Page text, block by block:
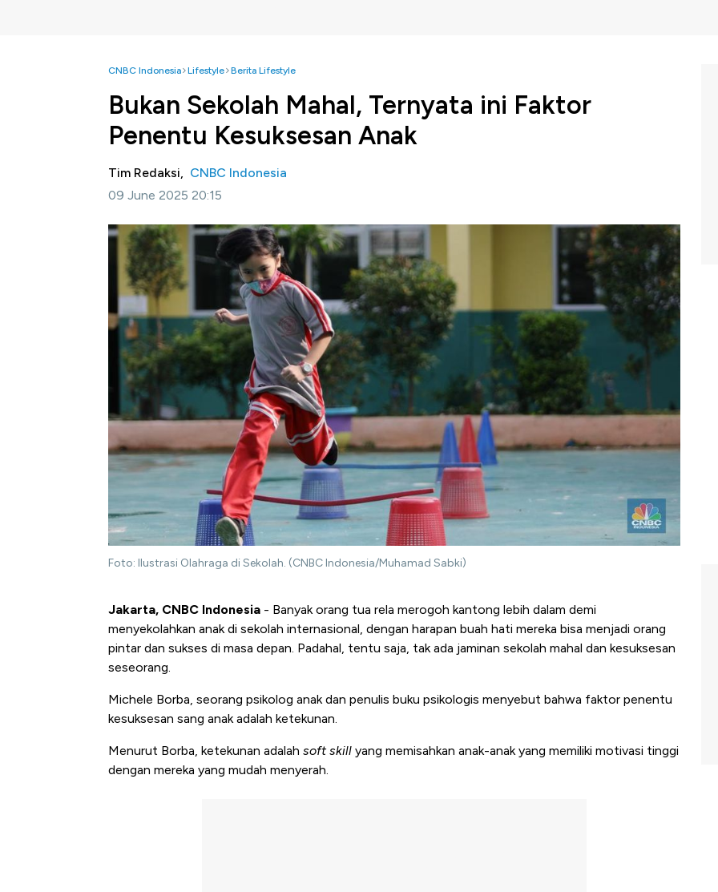
CNBC Indonesia Lifestyle Berita Lifestyle
Bukan Sekolah Mahal, Ternyata ini Faktor
Penentu Kesuksesan Anak
Tim Redaksi, CNBC Indonesia
09 June 2025 20:15
Foto: Ilustrasi Olahraga di Sekolah. (CNBC Indonesia/Muhamad Sabki)
Jakarta, CNBC Indonesia - Banyak orang tua rela merogoh kantong lebih dalam demi
menyekolahkan anak di sekolah internasional, dengan harapan buah hati mereka bisa menjadi orang
pintar dan sukses di masa depan. Padahal, tentu saja, tak ada jaminan sekolah mahal dan kesuksesan
seseorang.
Michele Borba, seorang psikolog anak dan penulis buku psikologis menyebut bahwa faktor penentu
kesuksesan sang anak adalah ketekunan.
Menurut Borba, ketekunan adalah soft skill yang memisahkan anak-anak yang memiliki motivasi tinggi
dengan mereka yang mudah menyerah.